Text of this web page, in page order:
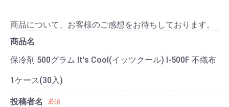
商品について、お客様のご感想をお待ちしております。
商品名
保冷剤 500グラム It's Cool(イッツクール) I-500F 不織布
1ケース(30入)
投稿者名 必須